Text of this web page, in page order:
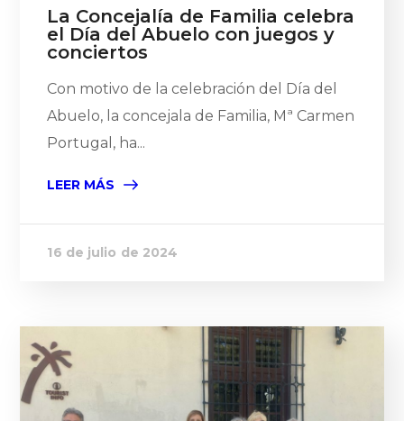
La Concejalía de Familia celebra
el Día del Abuelo con juegos y
conciertos
Con motivo de la celebración del Día del
Abuelo, la concejala de Familia, Mª Carmen
Portugal, ha...
LEER MÁS
16 de julio de 2024